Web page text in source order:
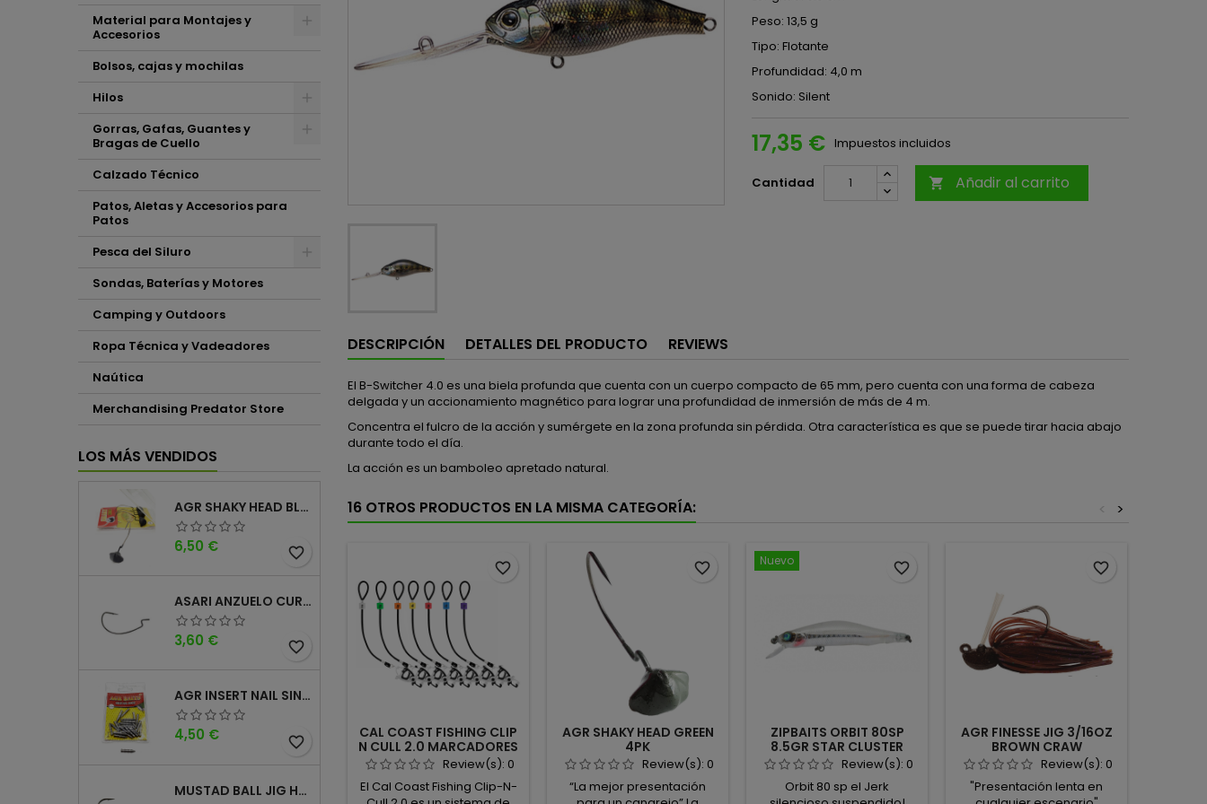
Material para Montajes y
Accesorios
Bolsos, cajas y mochilas
Hilos
Gorras, Gafas, Guantes y
Bragas de Cuello
Calzado Técnico
Patos, Aletas y Accesorios para
Patos
Pesca del Siluro
Sondas, Baterías y Motores
Camping y Outdoors
Ropa Técnica y Vadeadores
Naútica
Merchandising Predator Store
LOS MÁS VENDIDOS
AGR SHAKY HEAD BLACK 4PK
Precio
6,50 € favorite_border
ASARI ANZUELO CURVO CAROLINA WORM
Precio
3,60 € favorite_border
AGR INSERT NAIL SINKER
Precio
4,50 € favorite_border
MUSTAD BALL JIG HEAD KEEPER
Peso: 13,5 g
Tipo: Flotante
Profundidad: 4,0 m
Sonido: Silent
17,35 € Impuestos incluidos
Cantidad  Añadir al carrito
DESCRIPCIÓN DETALLES DEL PRODUCTO REVIEWS
El B-Switcher 4.0 es una biela profunda que cuenta con un cuerpo compacto de 65 mm, pero cuenta con una forma de cabeza
delgada y un accionamiento magnético para lograr una profundidad de inmersión de más de 4 m.
Concentra el fulcro de la acción y sumérgete en la zona profunda sin pérdida. Otra característica es que se puede tirar hacia abajo
durante todo el día.
La acción es un bamboleo apretado natural.
16 OTROS PRODUCTOS EN LA MISMA CATEGORÍA: >
<
CAL COAST FISHING CLIP
N CULL 2.0 MARCADORES
PARA VIVERO
Review(s): 0
El Cal Coast Fishing Clip-N-
favorite_border
AGR SHAKY HEAD GREEN
4PK
Review(s): 0
“La mejor presentación
favorite_border Nuevo
ZIPBAITS ORBIT 80SP
8.5GR STAR CLUSTER
Review(s): 0
Orbit 80 sp el Jerk
favorite_border
AGR FINESSE JIG 3/16OZ
BROWN CRAW
Review(s): 0
"Presentación lenta en
favorite_border